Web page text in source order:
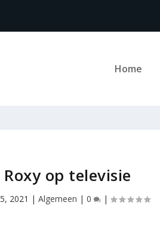
Home
op televisie
2021 | Algemeen | 0 |